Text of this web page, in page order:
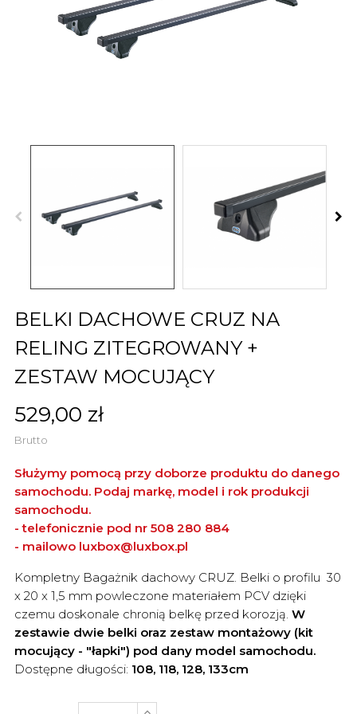
BELKI DACHOWE CRUZ NA
RELING ZITEGROWANY +
ZESTAW MOCUJĄCY
529,00 zł
Brutto
Służymy pomocą przy doborze produktu do danego
samochodu. Podaj markę, model i rok produkcji
samochodu.
- telefonicznie pod nr 508 280 884
- mailowo luxbox@luxbox.pl
Kompletny Bagażnik dachowy CRUZ. Belki o profilu 30
x 20 x 1,5 mm powleczone materiałem PCV dzięki
czemu doskonale chronią belkę przed korozją. W
zestawie dwie belki oraz zestaw montażowy (kit
mocujący - "łapki") pod dany model samochodu.
Dostępne długości: 108, 118, 128, 133cm